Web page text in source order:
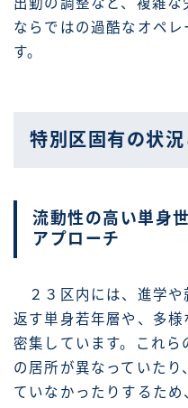
出勤の調整など、複雑
ならではの過酷なオペ
す。
特別区固有の状
流動性の高い単身
アプローチ
２３区内には、進学や
返す単身若年層や、多
密集しています。これ
の居所が異なっていた
ていなかったりするた